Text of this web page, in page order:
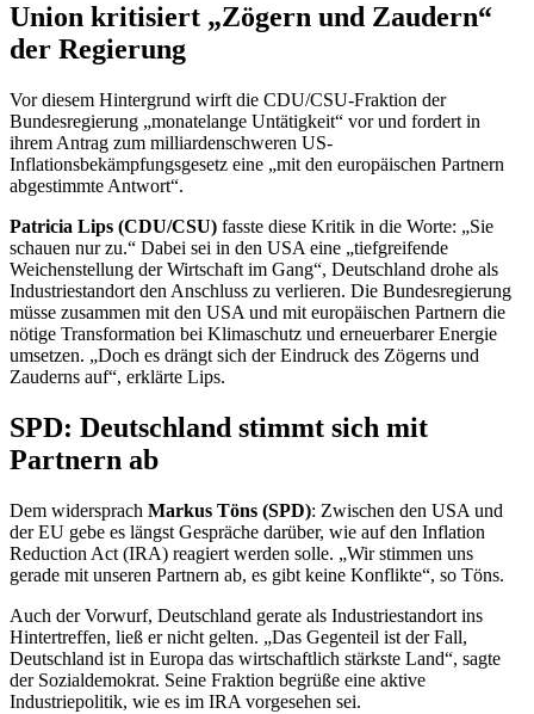
Union kritisiert „Zögern und Zaudern“
der Regierung
Vor diesem Hintergrund wirft die CDU/CSU-Fraktion der
Bundesregierung „monatelange Untätigkeit“ vor und fordert in
ihrem Antrag zum milliardenschweren US-
Inflationsbekämpfungsgesetz eine „mit den europäischen Partnern
abgestimmte Antwort“.
Patricia Lips (CDU/CSU) fasste diese Kritik in die Worte: „Sie
schauen nur zu.“ Dabei sei in den USA eine „tiefgreifende
Weichenstellung der Wirtschaft im Gang“, Deutschland drohe als
Industriestandort den Anschluss zu verlieren. Die Bundesregierung
müsse zusammen mit den USA und mit europäischen Partnern die
nötige Transformation bei Klimaschutz und erneuerbarer Energie
umsetzen. „Doch es drängt sich der Eindruck des Zögerns und
Zauderns auf“, erklärte Lips.
SPD: Deutschland stimmt sich mit
Partnern ab
Dem widersprach Markus Töns (SPD): Zwischen den USA und
der EU gebe es längst Gespräche darüber, wie auf den Inflation
Reduction Act (IRA) reagiert werden solle. „Wir stimmen uns
gerade mit unseren Partnern ab, es gibt keine Konflikte“, so Töns.
Auch der Vorwurf, Deutschland gerate als Industriestandort ins
Hintertreffen, ließ er nicht gelten. „Das Gegenteil ist der Fall,
Deutschland ist in Europa das wirtschaftlich stärkste Land“, sagte
der Sozialdemokrat. Seine Fraktion begrüße eine aktive
Industriepolitik, wie es im IRA vorgesehen sei.